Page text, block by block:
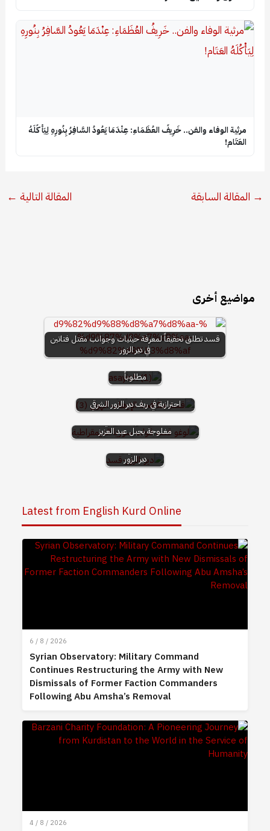
​مرثية الوفاء والفن.. خَرِيفُ العُظَمَاءِ: عِنْدَمَا يَعُودُ السَّافِرُ بِنُورِهِ لِيَأْكُلَهُ
العَتَام!
→ المقالة السابقة المقالة التالية ←
مواضيع أخرى
قسد تطلق تحقيقاً لمعرفة حيثيات وجوانب مقتل فتاتين
في دير الزور
قوات الآسايش
تنفذ حملات
أمنية واسعة في
الرقة ودير الزور
مطلوباً
احترازية في ريف دير الزور الشرقي
مغلوجة بجبل عبد العزيز
قوات سوريا
الديمقراطية تطلق
عملية "تعزيز
الأمن" ضد
دير الزور
Latest from English Kurd Online
6 / 8 / 2026
Syrian Observatory: Military Command
Continues Restructuring the Army with New
Dismissals of Former Faction Commanders
Following Abu Amsha’s Removal
4 / 8 / 2026